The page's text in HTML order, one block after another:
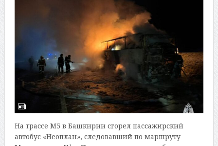
На трассе М5 в Башкирии сгорел пассажирский
автобус «Неоплан», следовавший по маршруту